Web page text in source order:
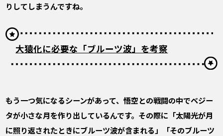
りしてしまうんですね。
大猿化に必要な「ブルーツ波」を考察
――もう一つ気になるシーンがあって、悟空との戦闘の中でベジー
タが小さな月を作り出しているんです。その際に「太陽光が月
に照り返されたときにブルーツ波が含まれる」「そのブルーツ